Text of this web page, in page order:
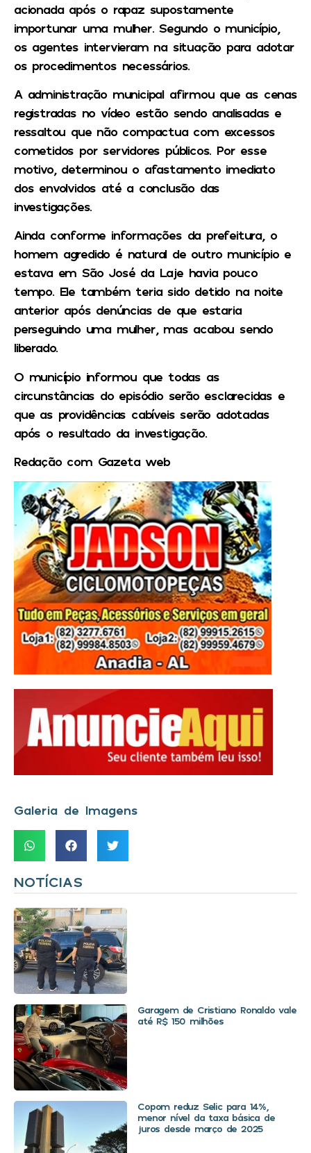
acionada após o rapaz supostamente
importunar uma mulher. Segundo o município,
os agentes intervieram na situação para adotar
os procedimentos necessários.
A administração municipal afirmou que as cenas
registradas no vídeo estão sendo analisadas e
ressaltou que não compactua com excessos
cometidos por servidores públicos. Por esse
motivo, determinou o afastamento imediato
dos envolvidos até a conclusão das
investigações.
Ainda conforme informações da prefeitura, o
homem agredido é natural de outro município e
estava em São José da Laje havia pouco
tempo. Ele também teria sido detido na noite
anterior após denúncias de que estaria
perseguindo uma mulher, mas acabou sendo
liberado.
O município informou que todas as
circunstâncias do episódio serão esclarecidas e
que as providências cabíveis serão adotadas
após o resultado da investigação.
Redação com Gazeta web
Galeria de Imagens
NOTÍCIAS
Garagem de Cristiano Ronaldo vale
até R$ 150 milhões
Copom reduz Selic para 14%,
menor nível da taxa básica de
juros desde março de 2025